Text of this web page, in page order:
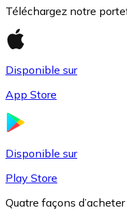
Téléchargez notre
Disponible sur
App Store
Disponible sur
Play Store
Quatre façons